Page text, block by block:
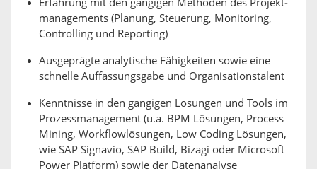
Erfahrung mit den gängigen Methoden des Projekt­
managements (Planung, Steuerung, Monitoring,
Controlling und Reporting)
Ausgeprägte analytische Fähigkeiten sowie eine
schnelle Auffassungsgabe und Organisationstalent
Kenntnisse in den gängigen Lösungen und Tools im
Prozessmanagement (u.a. BPM Lösungen, Process
Mining, Workflowlösungen, Low Coding Lösungen,
wie SAP Signavio, SAP Build, Bizagi oder Microsoft
Power Platform) sowie der Datenanalyse